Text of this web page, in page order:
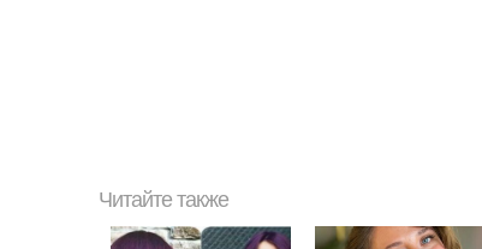
Читайте также